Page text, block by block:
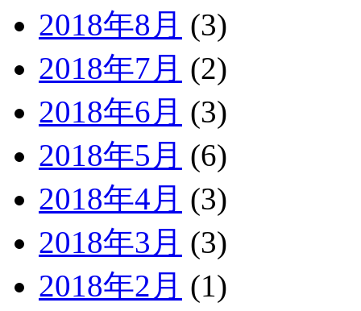
2018年8月 (3)
2018年7月 (2)
2018年6月 (3)
2018年5月 (6)
2018年4月 (3)
2018年3月 (3)
2018年2月 (1)